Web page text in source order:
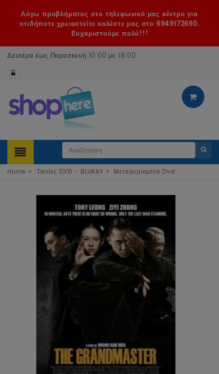
Λόγω προβλήματος στο τηλεφωνικό μας κέντρο για
οτιδήποτε χρειαστείτε καλέστε μας στο 6949172690.
Ευχαριστούμε πολύ!!!
Δευτέρα έως Παρασκευή 10:00 με 18:00.
Home » Ταινίες DVD - BLURAY » Μεταχειρισμένα Dvd